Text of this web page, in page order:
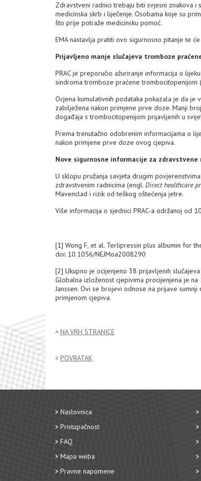
Zdravstveni radnici trebaju biti svjesni znakova i
medicinska skrb i liječenje. Osobama koje su
što prije potraže medicinsku pomoć.
EMA nastavlja pratiti ovo sigurnosno pitanje te
Prijavljeno manje slučajeva tromboze
PRAC je preporučio ažuriranje informacija o
sindroma tromboze praćene trombocitopenijom
Ocjena kumulativnih podataka pokazala je da
zabilježena nakon primjene prve doze. Manji
događaja s trombocitopenijom prijavljenih u
Prema trenutačno odobrenim informacijama o
nakon primjene prve doze ovog cjepiva.
Nove sigurnosne informacije za zdravstvene
U sklopu pružanja savjeta drugim
zdravstvenim radnicima (engl. Direct healthcare
Mavenclad i rizik od teškog oštećenja jetre.
Više informacija o sjednici PRAC-a održanoj od
[1] Wong F, et al. Terlipressin plus albumin for
doi: 10.1056/NEJMoa2008290
[2] Ukupno je ocijenjeno 38 prijavljenih
Globalna izloženost cjepivima procijenjena je
Janssen. Ovi se brojevi odnose na prijave
primjenom cjepiva.
NA VRH STRANICE
POVRATAK
Naslovnica
Pristupačnost
FAQ
Mapa weba
Pravne napomene